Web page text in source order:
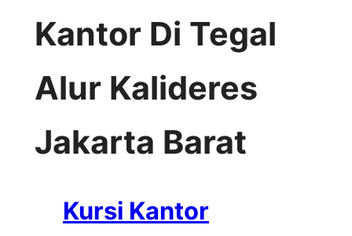
Kantor Di Tegal
Alur Kalideres
Jakarta Barat
Kursi Kantor